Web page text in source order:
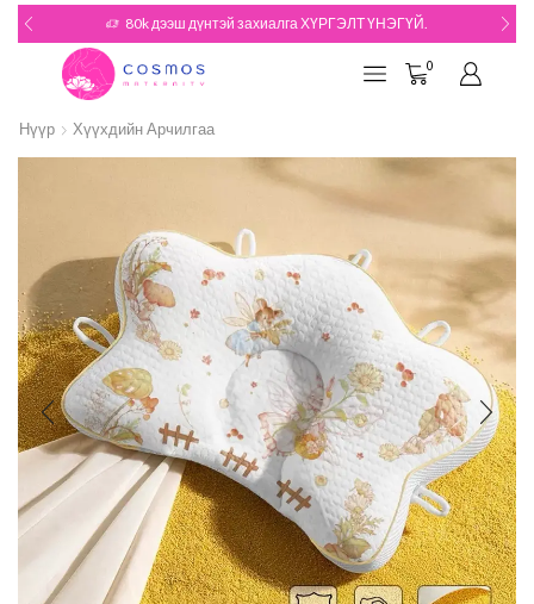
80k дээш дүнтэй захиалга ХҮРГЭЛТ ҮНЭГҮЙ.
0
Нүүр Хүүхдийн Арчилгаа